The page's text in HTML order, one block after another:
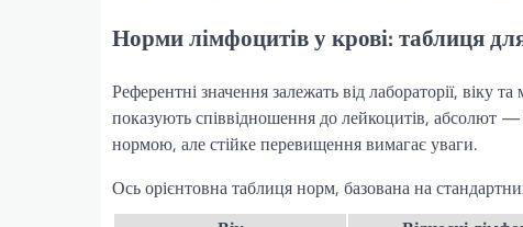
Норми лімфоцитів у крові: таблиця
Референтні значення залежать від лабораторії,
показують співвідношення до лейкоцитів, абсолют —
нормою, але стійке перевищення вимагає уваги.
Ось орієнтовна таблиця норм, базована на